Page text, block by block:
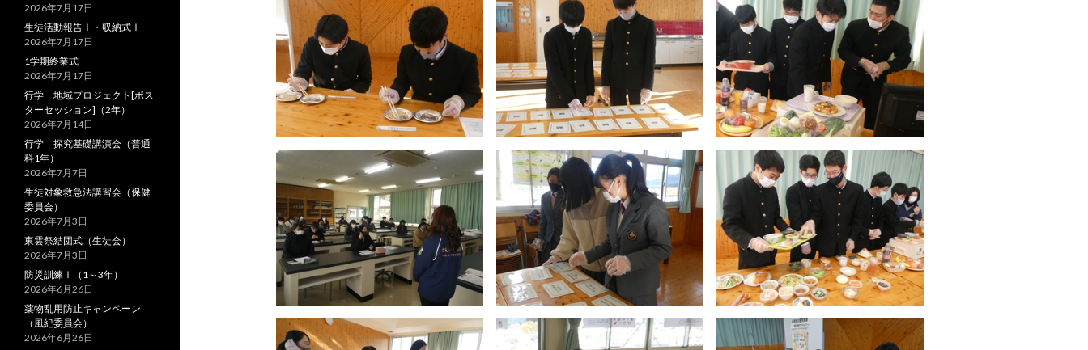
2026年7月17日
生徒活動報告Ⅰ・収納式Ⅰ
2026年7月17日
1学期終業式
2026年7月17日
行学 地域プロジェクト[ポス
ターセッション]（2年）
2026年7月14日
行学 探究基礎講演会（普通
科1年）
2026年7月7日
生徒対象救急法講習会（保健
委員会）
2026年7月3日
東雲祭結団式（生徒会）
2026年7月3日
防災訓練Ⅰ（1～3年）
2026年6月26日
薬物乱用防止キャンペーン
（風紀委員会）
2026年6月26日